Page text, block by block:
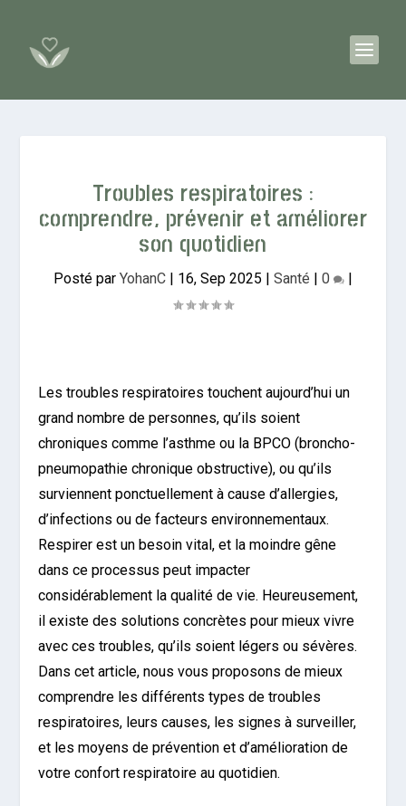
Troubles respiratoires :
comprendre, prévenir et améliorer
son quotidien
Posté par YohanC | 16, Sep 2025 | Santé | 0 |
Les troubles respiratoires touchent aujourd’hui un
grand nombre de personnes, qu’ils soient
chroniques comme l’asthme ou la BPCO (broncho-
pneumopathie chronique obstructive), ou qu’ils
surviennent ponctuellement à cause d’allergies,
d’infections ou de facteurs environnementaux.
Respirer est un besoin vital, et la moindre gêne
dans ce processus peut impacter
considérablement la qualité de vie. Heureusement,
il existe des solutions concrètes pour mieux vivre
avec ces troubles, qu’ils soient légers ou sévères.
Dans cet article, nous vous proposons de mieux
comprendre les différents types de troubles
respiratoires, leurs causes, les signes à surveiller,
et les moyens de prévention et d’amélioration de
votre confort respiratoire au quotidien.